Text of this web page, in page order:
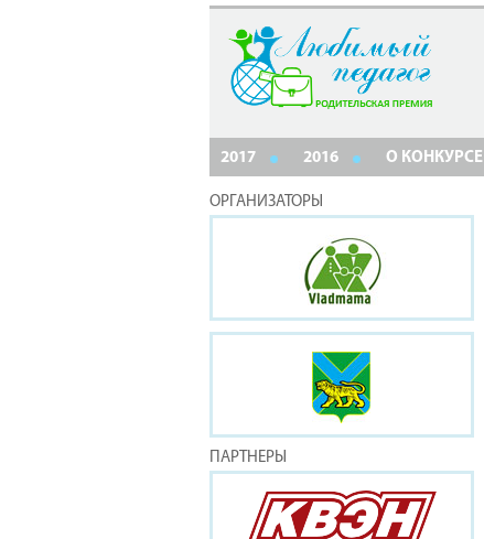
2017 2016 О КОНКУРСЕ
ОРГАНИЗАТОРЫ
ПАРТНЕРЫ